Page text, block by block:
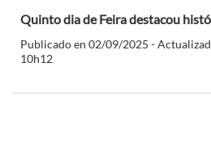
Quinto dia de Feira destacou
Publicado en 02/09/2025 -
10h12